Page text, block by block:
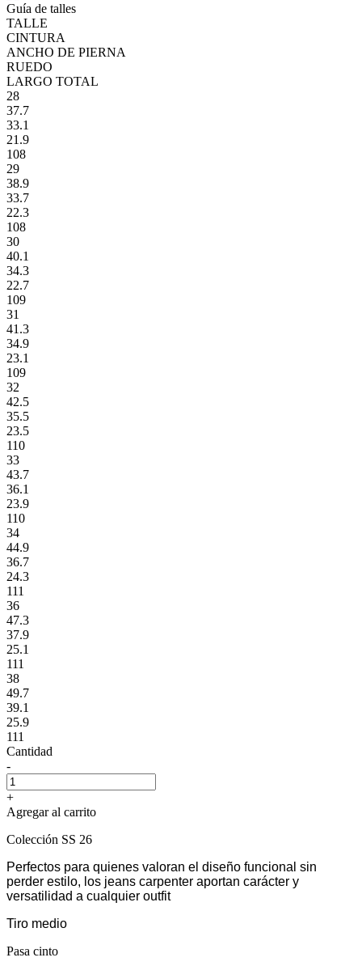
Guía de talles
TALLE
CINTURA
ANCHO DE PIERNA
RUEDO
LARGO TOTAL
28
37.7
33.1
21.9
108
29
38.9
33.7
22.3
108
30
40.1
34.3
22.7
109
31
41.3
34.9
23.1
109
32
42.5
35.5
23.5
110
33
43.7
36.1
23.9
110
34
44.9
36.7
24.3
111
36
47.3
37.9
25.1
111
38
49.7
39.1
25.9
111
Cantidad
-
+
Agregar al carrito
Colección SS 26
Perfectos para quienes valoran el diseño funcional sin
perder estilo, los jeans carpenter aportan carácter y
versatilidad a cualquier outfit
Tiro medio
Pasa cinto